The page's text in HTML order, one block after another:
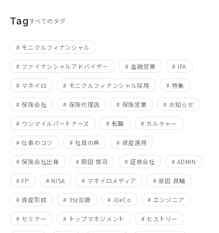
Tagすべてのタグ
# モニクルフィナンシャル
# ファイナンシャルアドバイザー # 金融営業 # IFA
# マネイロ # モニクルフィナンシャル採用 # 特集
# 保険会社 # 保険代理店 # 保険営業 # お知らせ
# ワンマイルパートナーズ # 転職 # カルチャー
# 仕事のコツ # 社員の声 # 資産運用
# 保険会社出身 # 原田 慎司 # 証券会社 # ADMIN
# FP # NISA # マネイロメディア # 泉田 良輔
# 資産形成 # 3分診断 # iDeCo # エンジニア
# セミナー # トップマネジメント # ヒストリー